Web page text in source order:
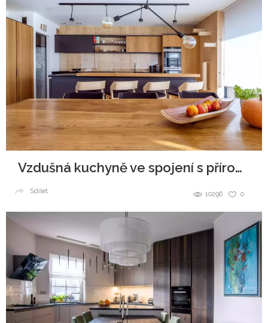
Vzdušná kuchyně ve spojení s přírodou
0
10296
Sdílet